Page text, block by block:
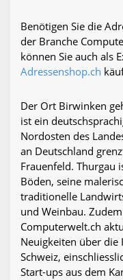
Benötigen Sie die
der Branche
können Sie auch als
Adressenshop.ch
Der Ort Birwinken
ist ein
Nordosten des
an Deutschland
Frauenfeld. Thurgau
Böden, seine
traditionelle
und Weinbau.
Computerwelt.ch
Neuigkeiten über die
Schweiz,
Start-ups aus dem